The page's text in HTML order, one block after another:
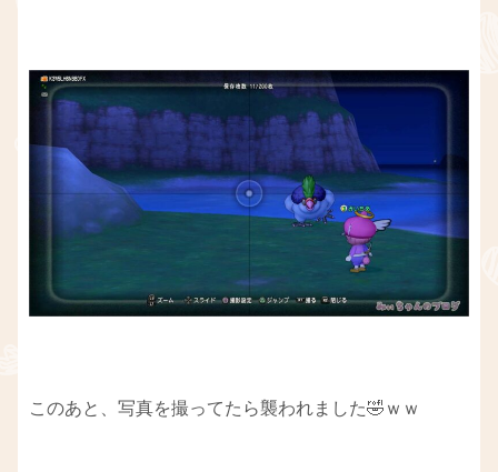
このあと、写真を撮ってたら襲われました🤣ｗｗ